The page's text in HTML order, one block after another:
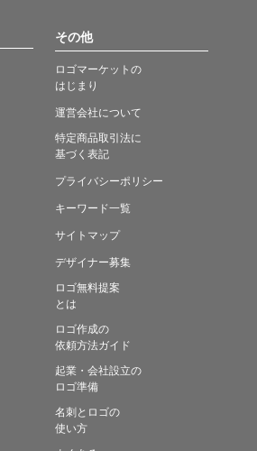
その他
ロゴマーケットの
はじまり
運営会社について
特定商品取引法に
基づく表記
プライバシーポリシー
キーワード一覧
サイトマップ
デザイナー募集
ロゴ無料提案
とは
ロゴ作成の
依頼方法ガイド
起業・会社設立の
ロゴ準備
名刺とロゴの
使い方